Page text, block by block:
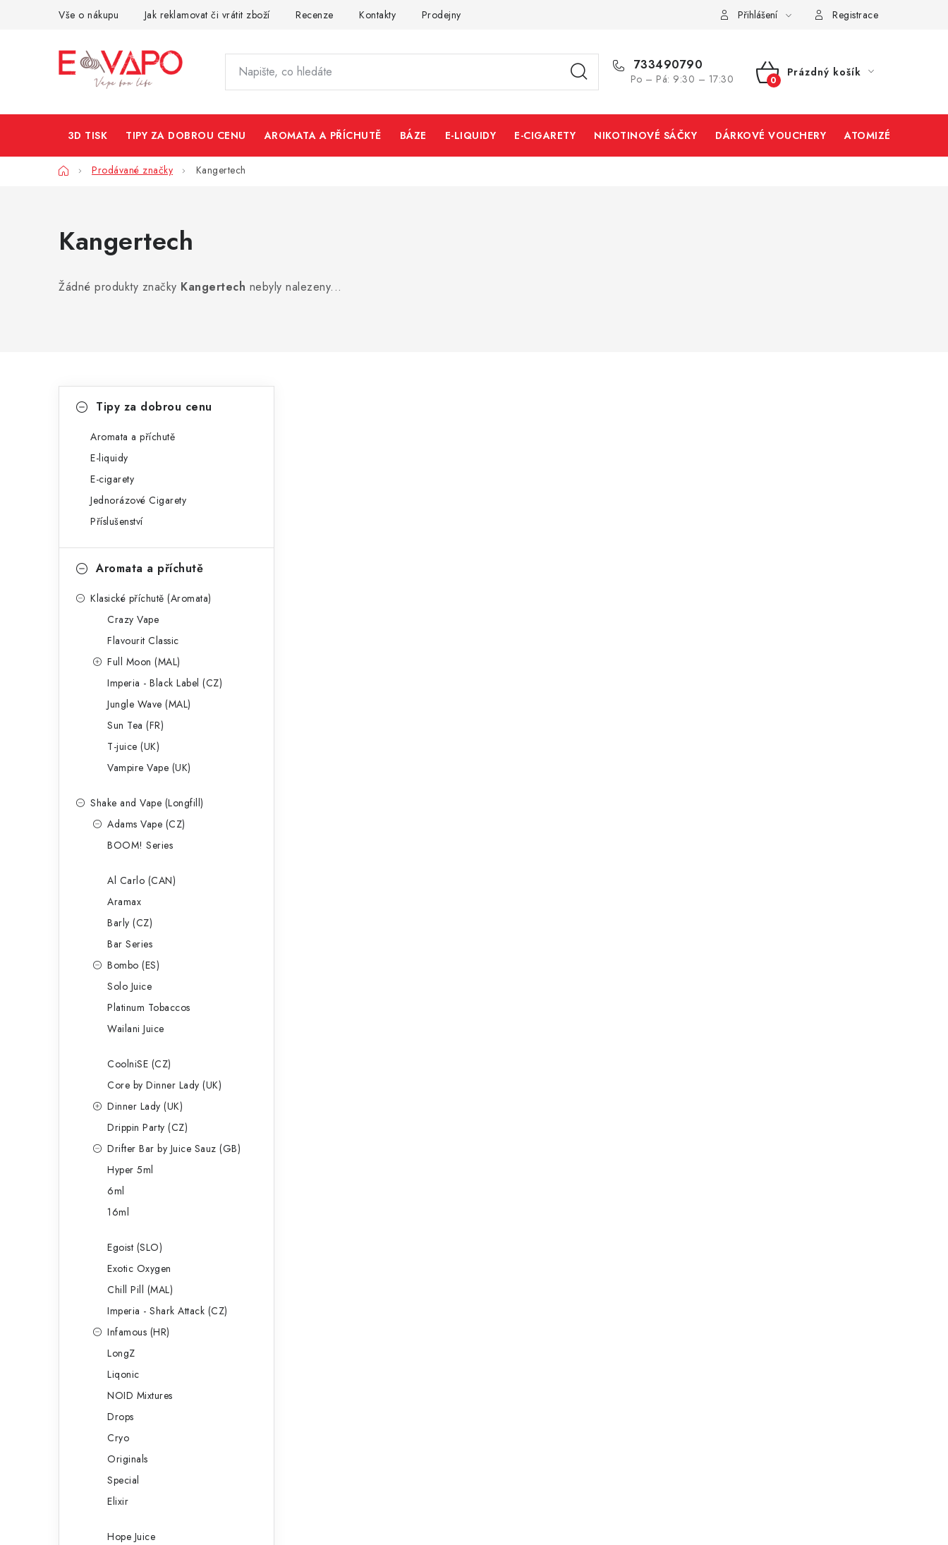
Vše o nákupu Jak reklamovat či vrátit zboží Recenze Kontakty Prodejny Přihlášení Registrace
733490790
Po – Pá: 9:30 – 17:30
NÁKUPNÍ
Prázdný košík
3D TISK TIPY ZA DOBROU CENU AROMATA A PŘÍCHUTĚ BÁZE E-LIQUIDY E-CIGARETY NIKOTINOVÉ SÁČKY DÁRKOVÉ VOUCHERY ATOMIZÉRY A
DomůProdávané značky Kangertech
Kangertech
Žádné produkty značky Kangertech nebyly nalezeny...
kategorieTipy za dobrou cenu
Aromata a příchutě
E-liquidy
E-cigarety
Jednorázové Cigarety
Příslušenství
Aromata a příchutě
Klasické příchutě (Aromata)
Crazy Vape
Flavourit Classic
Full Moon (MAL)
Imperia - Black Label (CZ)
Jungle Wave (MAL)
Sun Tea (FR)
T-juice (UK)
Vampire Vape (UK)
Shake and Vape (Longfill)
Adams Vape (CZ)
BOOM! Series
Al Carlo (CAN)
Aramax
Barly (CZ)
Bar Series
Bombo (ES)
Solo Juice
Platinum Tobaccos
Wailani Juice
CoolniSE (CZ)
Core by Dinner Lady (UK)
Dinner Lady (UK)
Drippin Party (CZ)
Drifter Bar by Juice Sauz (GB)
Hyper 5ml
6ml
16ml
Egoist (SLO)
Exotic Oxygen
Chill Pill (MAL)
Imperia - Shark Attack (CZ)
Infamous (HR)
LongZ
Liqonic
NOID Mixtures
Drops
Cryo
Originals
Special
Elixir
Hope Juice